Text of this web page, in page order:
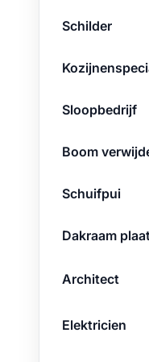
Schilder
Sloopbedrijf
Boom
Schuifpui
Dakraam
Architect
Elektricien